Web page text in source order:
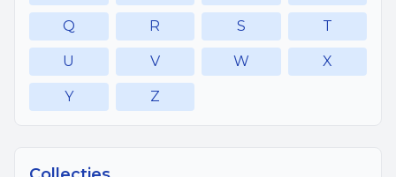
Q R S T
U V W X
Y Z